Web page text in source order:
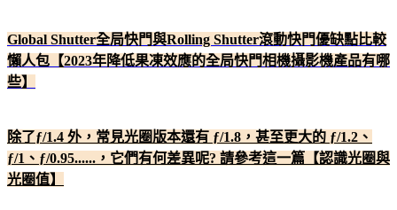
Global Shutter全局快門與Rolling Shutter滾動快門優缺點比較
懶人包【2023年降低果凍效應的全局快門相機攝影機產品有哪
些】
除了ƒ/1.4 外，常見光圈版本還有 ƒ/1.8，甚至更大的 ƒ/1.2、
ƒ/1、ƒ/0.95......，它們有何差異呢? 請參考這一篇【認識光圈與
光圈值】